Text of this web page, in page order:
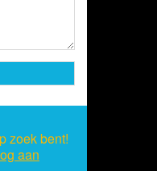
zoek bent!
aan